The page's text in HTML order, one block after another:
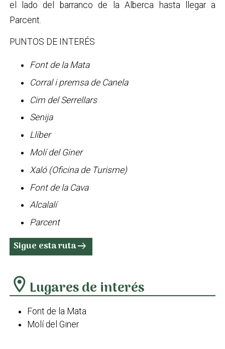
el lado del barranco de la Alberca hasta llegar a
Parcent.
PUNTOS DE INTERÉS
Font de la Mata
Corral i premsa de Canela
Cim del Serrellars
Senija
Llíber
Molí del Giner
Xaló (Oficina de Turisme)
Font de la Cava
Alcalalí
Parcent
Sigue esta rutaarrow_right_alt
location_on Lugares de interés
Font de la Mata
Molí del Giner